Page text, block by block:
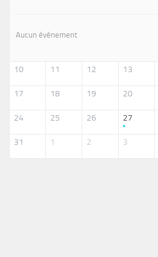
Aucun événement
10 11 12 13
17 18 19 20
24 25 26 27
31 1 2 3